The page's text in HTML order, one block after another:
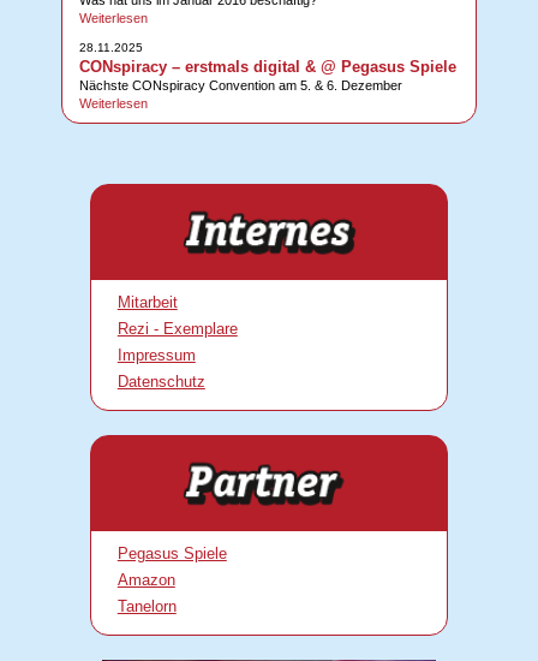
Weiterlesen
28.11.2025
CONspiracy – erstmals digital & @ Pegasus Spiele
Nächste CONspiracy Convention am 5. & 6. Dezember
Weiterlesen
Mitarbeit
Rezi - Exemplare
Impressum
Datenschutz
Pegasus Spiele
Amazon
Tanelorn